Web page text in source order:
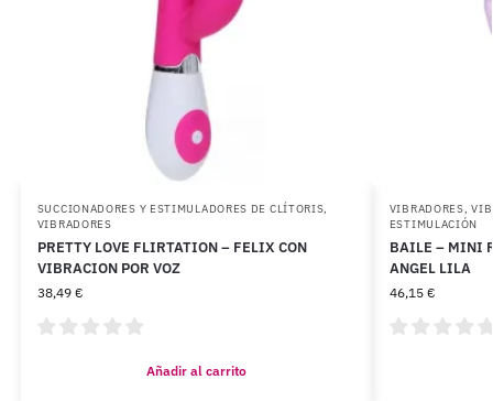
SUCCIONADORES Y ESTIMULADORES DE CLÍTORIS,
VIBRADORES
PRETTY LOVE FLIRTATION – FELIX CON
VIBRACION POR VOZ
38,49 €
Añadir al carrito
VIBRADORES,
ESTIMULACIÓN
BAILE – MINI
ANGEL LILA
46,15 €